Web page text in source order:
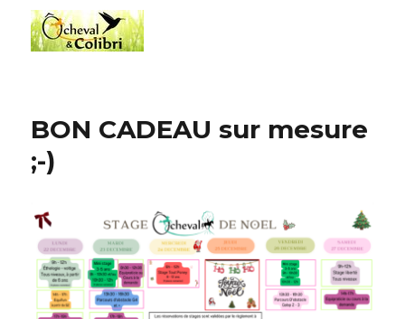
BON CADEAU sur mesure
;-)